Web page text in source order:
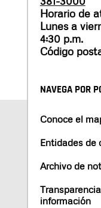
Horario de
Lunes a
4:30 p.m.
Código
NAVEGA POR
Conoce el
Entidades de
Archivo de
información